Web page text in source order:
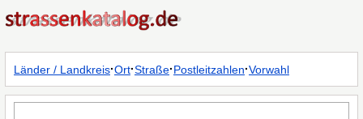
Länder / Landkreis·Ort·Straße·Postleitzahlen·Vorwahl